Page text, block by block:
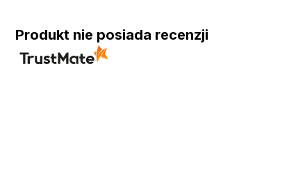
Produkt nie posiada recenzji